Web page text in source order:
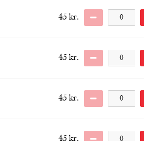
45 kr.
45 kr.
45 kr.
45 kr.